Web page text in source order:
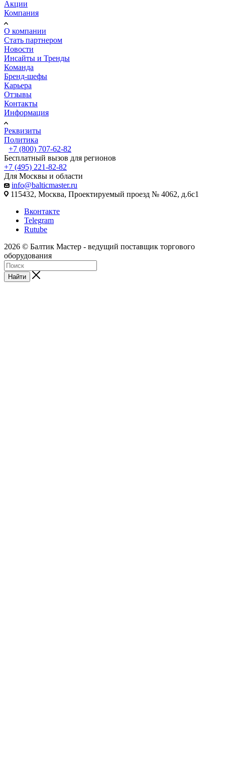
Акции
Компания
О компании
Стать партнером
Новости
Инсайты и Тренды
Команда
Бренд-шефы
Карьера
Отзывы
Контакты
Информация
Реквизиты
Политика
+7 (800) 707-62-82
Бесплатный вызов для регионов
+7 (495) 221-82-82
Для Москвы и области
info@balticmaster.ru
115432, Москва, Проектируемый проезд № 4062, д.6с1
Вконтакте
Telegram
Rutube
2026 © Балтик Мастер - ведущий поставщик торгового
оборудования
Найти